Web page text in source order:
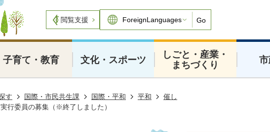
閲覧支援 Go
子育て・教育 文化・スポーツ
しごと・産業・
まちづくり
す 国際・市民共生課 国際・平和 平和
催し
行委員の募集（※終了しました）